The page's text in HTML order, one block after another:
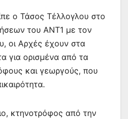
εο Τάσος Τέλλογλου στο
του ΑΝΤ1 με τον
οι Αρχές έχουν στα
για ορισμένα από τα
και γεωργούς, που
κτηνοτρόφος από την